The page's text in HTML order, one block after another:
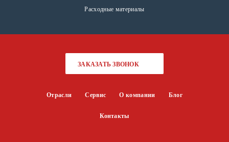
Расходные материалы
ЗАКАЗАТЬ ЗВОНОК
Отрасли Сервис О компании Блог
Контакты